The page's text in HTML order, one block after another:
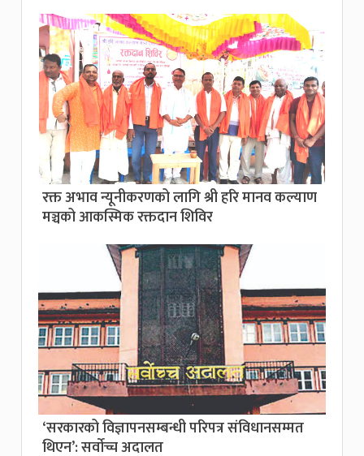
रक्त अभाव न्यूनीकरणको लागि श्री हरि मानव कल्याण
मञ्चको आकस्मिक रक्तदान शिविर
‘सरकारको विज्ञापनसम्बन्धी परिपत्र संविधानसम्मत
थिएन’: सर्वाेच्च अदालत